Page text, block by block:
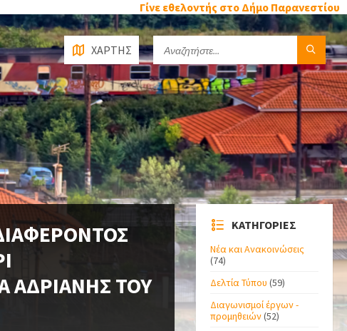
Γίνε εθελοντής στο Δήμο Παρανεστίου
ΧΑΡΤΗΣ
ΑΔΡΙΑΝΗΣ ΤΟΥ
ΚΑΤΗΓΟΡΙΕΣ
Νέα και Ανακοινώσεις
(74)
Δελτία Τύπου (59)
Διαγωνισμοί έργων -
προμηθειών(52)